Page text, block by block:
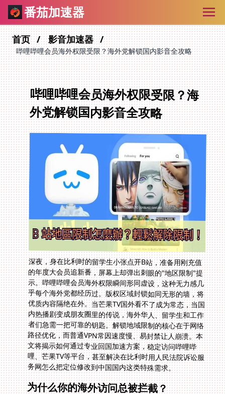
番茄加速器
首页 影音加速器
哔哩哔哩会员海外权限受限？海外党解锁国内影音全攻略
哔哩哔哩会员海外权限受限？海
外党解锁国内影音全攻略
深夜，身在比利时的留学生小张点开B站，准备用刚充值
的年度大会员追新番，屏幕上却弹出刺眼的"地区限制"提
示。哔哩哔哩会员海外权限瞬间形同虚设，这种无力感几
乎每个海外党都经历过。版权区域封锁如同无形的墙，将
优质内容隔绝在外。当芒果TV国外看不了成为常态，当国
内热播剧变成朋友圈里的传说，海外华人、留学生和工作
者们急需一把可靠的钥匙。解锁地域限制的核心在于网络
路径优化，而普通VPN常因速度慢、易封禁让人崩溃。本
文将揭示如何通过专业回国加速方案，稳定访问哔哩哔
哩、芒果TV等平台，甚至解决在比利时用人民法院诉讼服
务网怎么把定位修改到中国国内这类特殊需求。
为什么你的海外访问总被拦截？